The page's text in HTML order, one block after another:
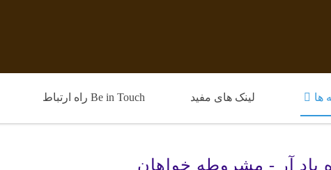
ها لینک های مفید Be in Touch راه ارتباط
یاد آر - مشروطه خواهان